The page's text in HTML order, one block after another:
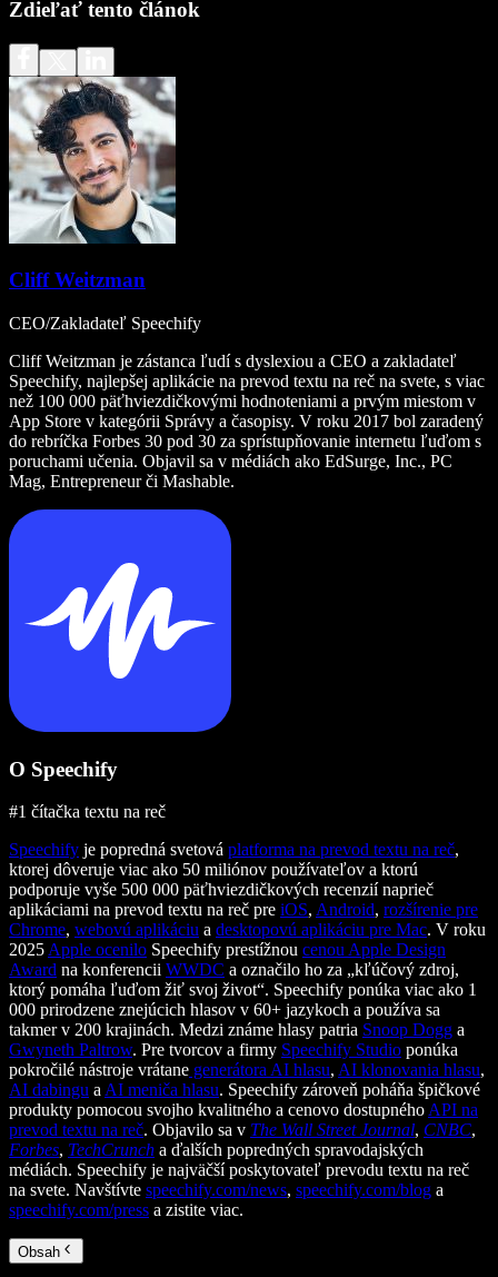
Zdieľať tento článok
Cliff Weitzman
CEO/Zakladateľ Speechify
Cliff Weitzman je zástanca ľudí s dyslexiou a CEO a zakladateľ
Speechify, najlepšej aplikácie na prevod textu na reč na svete, s viac
než 100 000 päťhviezdičkovými hodnoteniami a prvým miestom v
App Store v kategórii Správy a časopisy. V roku 2017 bol zaradený
do rebríčka Forbes 30 pod 30 za sprístupňovanie internetu ľuďom s
poruchami učenia. Objavil sa v médiách ako EdSurge, Inc., PC
Mag, Entrepreneur či Mashable.
O Speechify
#1 čítačka textu na reč
Speechify je popredná svetová platforma na prevod textu na reč,
ktorej dôveruje viac ako 50 miliónov používateľov a ktorú
podporuje vyše 500 000 päťhviezdičkových recenzií naprieč
aplikáciami na prevod textu na reč pre iOS, Android, rozšírenie pre
Chrome, webovú aplikáciu a desktopovú aplikáciu pre Mac. V roku
2025 Apple ocenilo Speechify prestížnou cenou Apple Design
Award na konferencii WWDC a označilo ho za „kľúčový zdroj,
ktorý pomáha ľuďom žiť svoj život“. Speechify ponúka viac ako 1
000 prirodzene znejúcich hlasov v 60+ jazykoch a používa sa
takmer v 200 krajinách. Medzi známe hlasy patria Snoop Dogg a
Gwyneth Paltrow. Pre tvorcov a firmy Speechify Studio ponúka
pokročilé nástroje vrátane generátora AI hlasu, AI klonovania hlasu,
AI dabingu a AI meniča hlasu. Speechify zároveň poháňa špičkové
produkty pomocou svojho kvalitného a cenovo dostupného API na
prevod textu na reč. Objavilo sa v The Wall Street Journal, CNBC,
Forbes, TechCrunch a ďalších popredných spravodajských
médiách. Speechify je najväčší poskytovateľ prevodu textu na reč
na svete. Navštívte speechify.com/news, speechify.com/blog a
speechify.com/press a zistite viac.
Obsah